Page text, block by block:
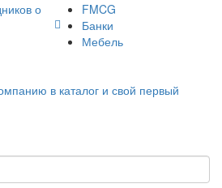
о
FMCG
Банки
Мебель
в каталог и свой первый